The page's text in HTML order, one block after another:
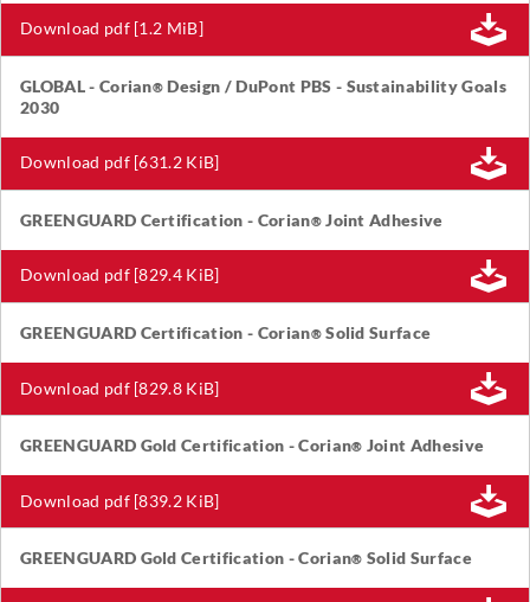
Download pdf [1.2 MiB]
GLOBAL - Corian® Design / DuPont PBS - Sustainability Goals
2030
Download pdf [631.2 KiB]
GREENGUARD Certification - Corian®Joint Adhesive
Download pdf [829.4 KiB]
GREENGUARD Certification - Corian®Solid Surface
Download pdf [829.8 KiB]
GREENGUARD Gold Certification - Corian® Joint Adhesive
Download pdf [839.2 KiB]
GREENGUARD Gold Certification - Corian® Solid Surface